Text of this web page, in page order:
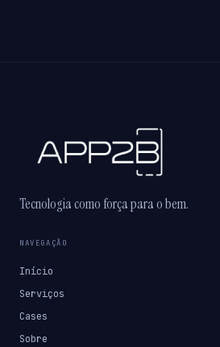
Tecnologia como força para o bem.
NAVEGAÇÃO
Início
Serviços
Cases
Sobre